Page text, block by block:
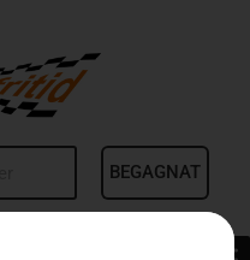
BEGAGNAT